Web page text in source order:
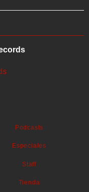
Podcasts
Especiales
Staff
Tienda